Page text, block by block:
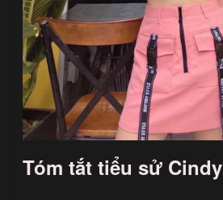
Tóm tắt tiểu sử Cindy